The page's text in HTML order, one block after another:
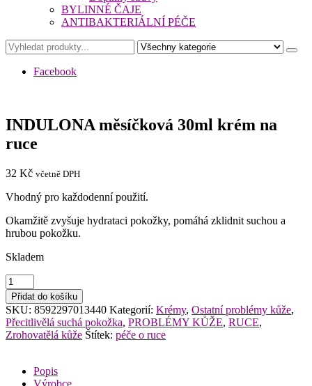
BYLINNÉ ČAJE
ANTIBAKTERIÁLNÍ PÉČE
Facebook
INDULONA měsíčková 30ml krém na
ruce
32 Kč včetně DPH
Vhodný pro každodenní použití.
Okamžitě zvyšuje hydrataci pokožky, pomáhá zklidnit suchou a
hrubou pokožku.
Skladem
INDULONA
měsíčková
30ml
krém
na
ruce
Přidat do košíku
SKU: 8592297013440 Kategorií: Krémy, Ostatní problémy kůže,
Přecitlivělá suchá pokožka, PROBLÉMY KŮŽE, RUCE,
Zrohovatělá kůže Štítek: péče o ruce
Popis